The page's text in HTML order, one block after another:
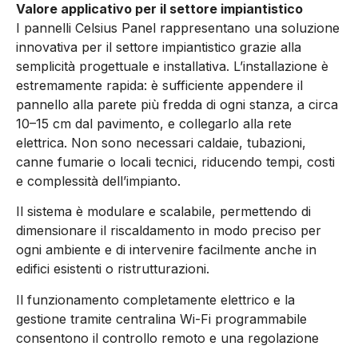
Valore applicativo per il settore impiantistico
I pannelli Celsius Panel rappresentano una soluzione
innovativa per il settore impiantistico grazie alla
semplicità progettuale e installativa. L’installazione è
estremamente rapida: è sufficiente appendere il
pannello alla parete più fredda di ogni stanza, a circa
10–15 cm dal pavimento, e collegarlo alla rete
elettrica. Non sono necessari caldaie, tubazioni,
canne fumarie o locali tecnici, riducendo tempi, costi
e complessità dell’impianto.
Il sistema è modulare e scalabile, permettendo di
dimensionare il riscaldamento in modo preciso per
ogni ambiente e di intervenire facilmente anche in
edifici esistenti o ristrutturazioni.
Il funzionamento completamente elettrico e la
gestione tramite centralina Wi-Fi programmabile
consentono il controllo remoto e una regolazione